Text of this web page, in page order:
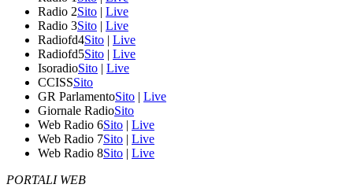
Radio 2Sito | Live
Radio 3Sito | Live
Radiofd4Sito | Live
Radiofd5Sito | Live
IsoradioSito | Live
CCISSSito
GR ParlamentoSito | Live
Giornale RadioSito
Web Radio 6Sito | Live
Web Radio 7Sito | Live
Web Radio 8Sito | Live
PORTALI WEB